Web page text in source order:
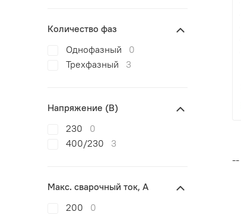
--
Количество фаз
Однофазный
0
Трехфазный
3
Напряжение (В)
230
0
400/230
3
Макс. сварочный ток, А
200
0